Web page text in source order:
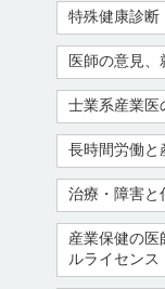
特殊健康診断
医師の意見
士業系産業医
長時間労働と
治療・障害と
産業保健の医
ルライセンス